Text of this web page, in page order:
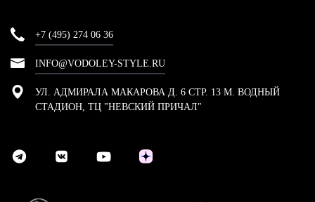
+7 (495) 274 06 36
INFO@VODOLEY-STYLE.RU
УЛ. АДМИРАЛА МАКАРОВА Д. 6 СТР. 13 М. ВОДНЫЙ
СТАДИОН, ТЦ "НЕВСКИЙ ПРИЧАЛ"